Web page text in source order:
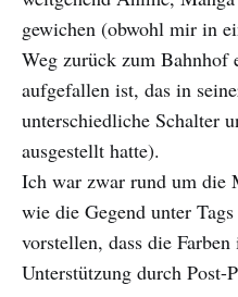
gewichen (obwohl mir in
Weg zurück zum Bahnhof
aufgefallen ist, das in
unterschiedliche Schalter
ausgestellt hatte).
Ich war zwar rund um die
wie die Gegend unter
vorstellen, dass die
Unterstützung durch Post-